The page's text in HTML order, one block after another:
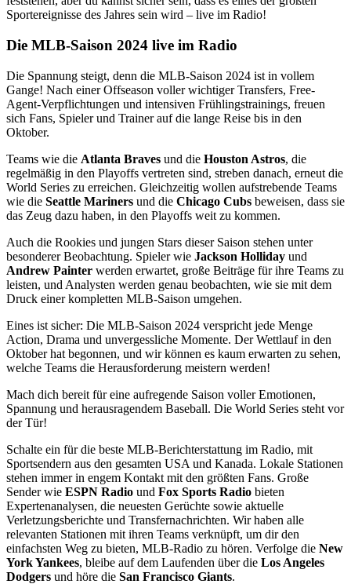
Sportereignisse des Jahres sein wird – live im Radio!
Die MLB-Saison 2024 live im Radio
Die Spannung steigt, denn die MLB-Saison 2024 ist in vollem
Gange! Nach einer Offseason voller wichtiger Transfers, Free-
Agent-Verpflichtungen und intensiven Frühlingstrainings, freuen
sich Fans, Spieler und Trainer auf die lange Reise bis in den
Oktober.
Teams wie die Atlanta Braves und die Houston Astros, die
regelmäßig in den Playoffs vertreten sind, streben danach, erneut die
World Series zu erreichen. Gleichzeitig wollen aufstrebende Teams
wie die Seattle Mariners und die Chicago Cubs beweisen, dass sie
das Zeug dazu haben, in den Playoffs weit zu kommen.
Auch die Rookies und jungen Stars dieser Saison stehen unter
besonderer Beobachtung. Spieler wie Jackson Holliday und
Andrew Painter werden erwartet, große Beiträge für ihre Teams zu
leisten, und Analysten werden genau beobachten, wie sie mit dem
Druck einer kompletten MLB-Saison umgehen.
Eines ist sicher: Die MLB-Saison 2024 verspricht jede Menge
Action, Drama und unvergessliche Momente. Der Wettlauf in den
Oktober hat begonnen, und wir können es kaum erwarten zu sehen,
welche Teams die Herausforderung meistern werden!
Mach dich bereit für eine aufregende Saison voller Emotionen,
Spannung und herausragendem Baseball. Die World Series steht vor
der Tür!
Schalte ein für die beste MLB-Berichterstattung im Radio, mit
Sportsendern aus den gesamten USA und Kanada. Lokale Stationen
stehen immer in engem Kontakt mit den größten Fans. Große
Sender wie ESPN Radio und Fox Sports Radio bieten
Expertenanalysen, die neuesten Gerüchte sowie aktuelle
Verletzungsberichte und Transfernachrichten. Wir haben alle
relevanten Stationen mit ihren Teams verknüpft, um dir den
einfachsten Weg zu bieten, MLB-Radio zu hören. Verfolge die New
York Yankees, bleibe auf dem Laufenden über die Los Angeles
Dodgers und höre die San Francisco Giants.